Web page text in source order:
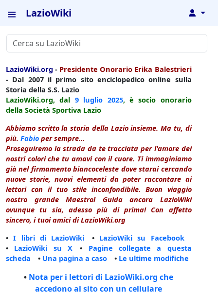
LazioWiki ↓
LazioWiki.org - Presidente Onorario Erika Balestrieri
- Dal 2007 il primo sito enciclopedico online sulla
Storia della S.S. Lazio
LazioWiki.org, dal 9 luglio 2025, è socio onorario
della Società Sportiva Lazio
Abbiamo scritto la storia della Lazio insieme. Ma tu, di
più. Fabio per sempre...
Proseguiremo la strada da te tracciata per l'amore dei
nostri colori che tu amavi con il cuore. Ti immaginiamo
già nel firmamento biancoceleste dove starai cercando
nuove storie, nuovi elementi da poter raccontare ai
lettori con il tuo stile inconfondibile. Buon viaggio
nostro grande Maestro! Guida ancora LazioWiki
ovunque tu sia, adesso più di prima! Con affetto
sincero, i tuoi amici di LazioWiki.org
•I libri di LazioWiki • LazioWiki su Facebook
• LazioWiki su X • Pagine collegate a questa
scheda • Una pagina a caso • Le ultime modifiche
• Nota per i lettori di LazioWiki.org che
accedono al sito con un cellulare